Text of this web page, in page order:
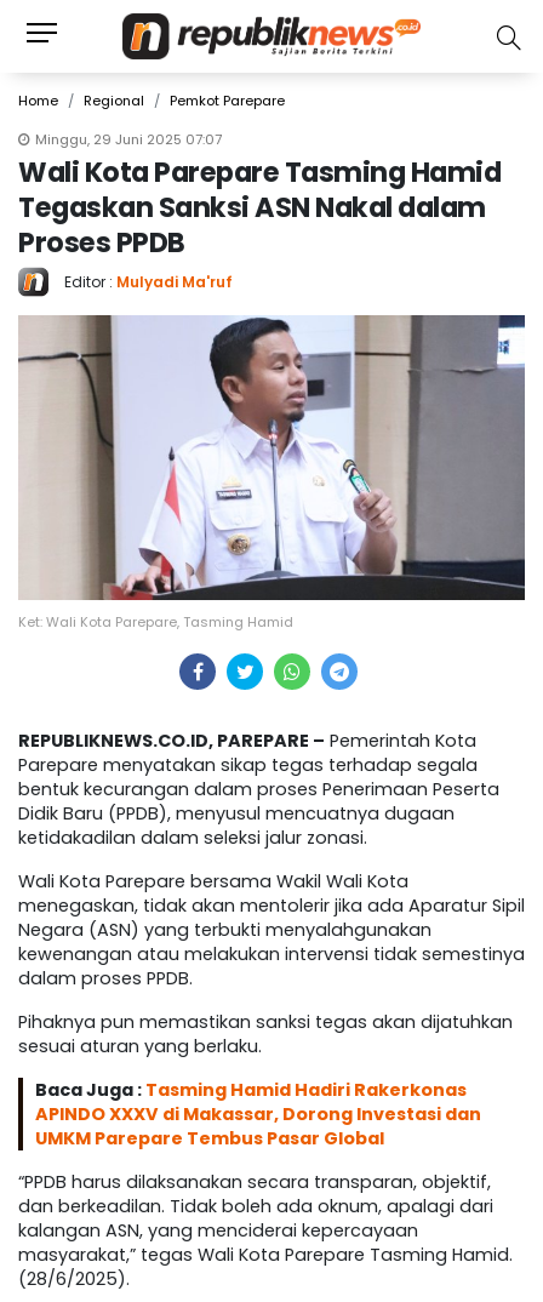
Home Regional
Pemkot Parepare
Minggu, 29 Juni 2025 07:07
Wali Kota Parepare Tasming Hamid
Tegaskan Sanksi ASN Nakal dalam
Proses PPDB
Editor : Mulyadi Ma'ruf
Ket: Wali Kota Parepare, Tasming Hamid
REPUBLIKNEWS.CO.ID, PAREPARE – Pemerintah Kota
Parepare menyatakan sikap tegas terhadap segala
bentuk kecurangan dalam proses Penerimaan Peserta
Didik Baru (PPDB), menyusul mencuatnya dugaan
ketidakadilan dalam seleksi jalur zonasi.
Wali Kota Parepare bersama Wakil Wali Kota
menegaskan, tidak akan mentolerir jika ada Aparatur Sipil
Negara (ASN) yang terbukti menyalahgunakan
kewenangan atau melakukan intervensi tidak semestinya
dalam proses PPDB.
Pihaknya pun memastikan sanksi tegas akan dijatuhkan
sesuai aturan yang berlaku.
Baca Juga : Tasming Hamid Hadiri Rakerkonas
APINDO XXXV di Makassar, Dorong Investasi dan
UMKM Parepare Tembus Pasar Global
“PPDB harus dilaksanakan secara transparan, objektif,
dan berkeadilan. Tidak boleh ada oknum, apalagi dari
kalangan ASN, yang menciderai kepercayaan
masyarakat,” tegas Wali Kota Parepare Tasming Hamid.
(28/6/2025).